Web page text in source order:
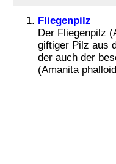
Fliegenpilz
Der Fliegenpilz
giftiger Pilz aus
der auch der
(Amanita